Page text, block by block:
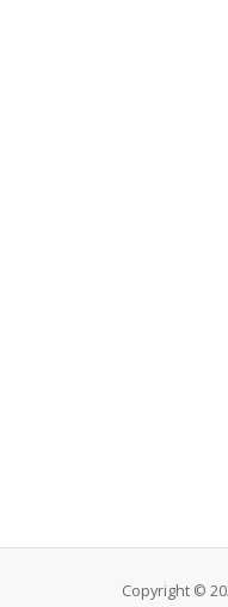
Copyright ©